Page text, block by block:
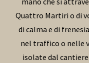
Quattro Martiri o di
di calma e di
nel traffico o nelle
isolate dal